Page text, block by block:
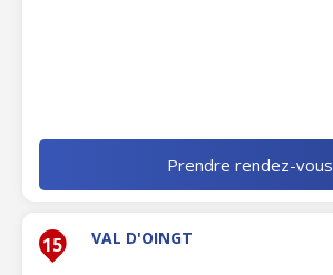
Prendre rendez-vous
15 VAL D'OINGT